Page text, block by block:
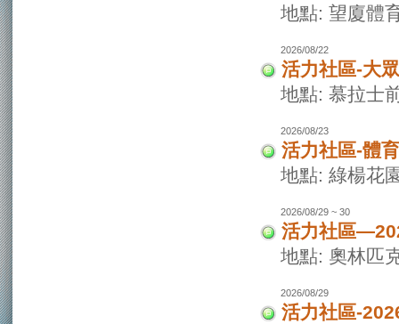
地點: 望廈體
2026/08/22
活力社區-大
地點: 慕拉士
2026/08/23
活力社區-體
地點: 綠楊花
2026/08/29 ~ 30
活力社區
地點: 奧林匹
2026/08/29
活力社區-